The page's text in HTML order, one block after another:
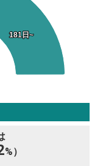
181日~
181日~
%）